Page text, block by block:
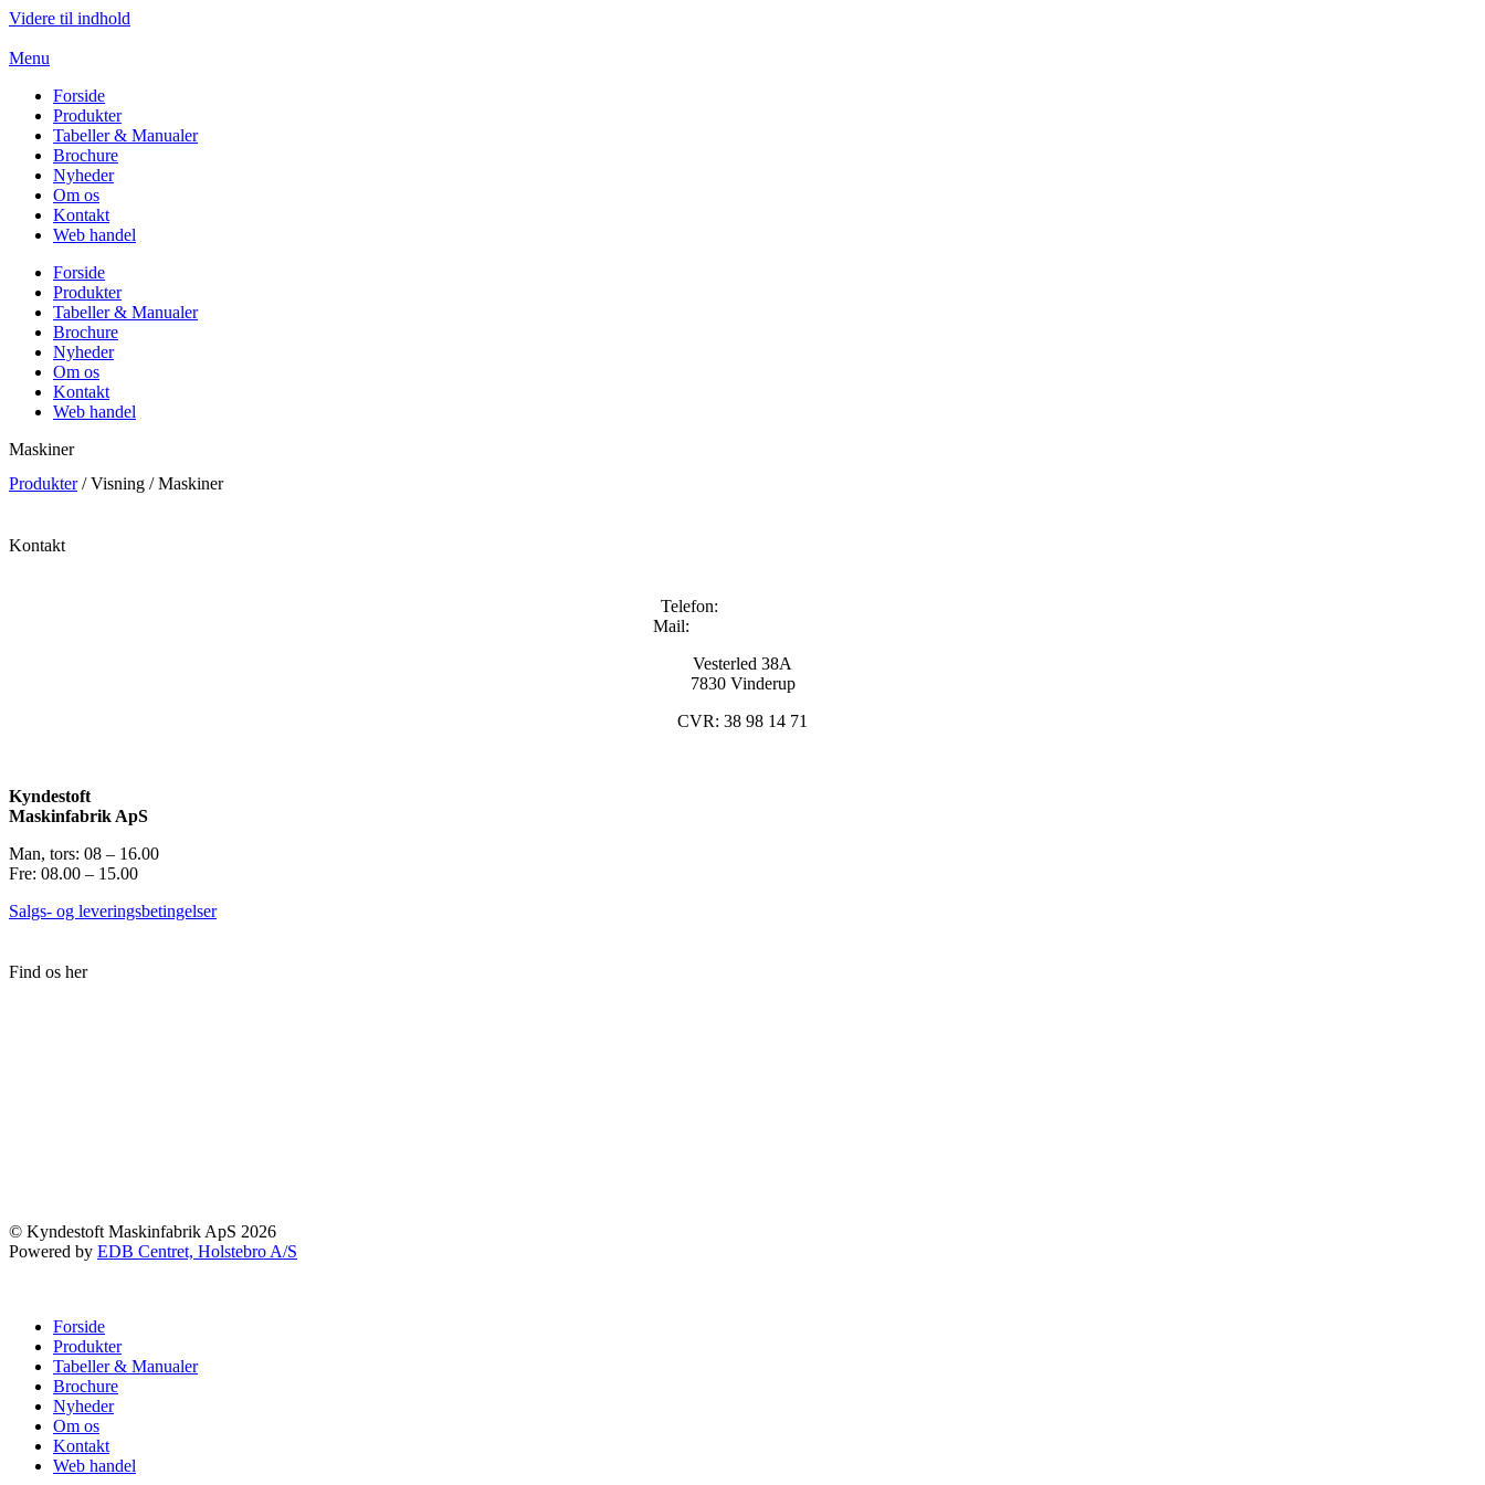
Videre til indhold
Menu
Forside
Produkter
Tabeller & Manualer
Brochure
Nyheder
Om os
Kontakt
Web handel
Forside
Produkter
Tabeller & Manualer
Brochure
Nyheder
Om os
Kontakt
Web handel
Maskiner
Produkter/ Visning / Maskiner
Kontakt
Telefon:
Mail:
Vesterled 38A
7830 Vinderup
CVR: 38 98 14 71
Kyndestoft
Maskinfabrik ApS
Man, tors: 08 – 16.00
Fre: 08.00 – 15.00
Salgs- og leveringsbetingelser
Find os her
© Kyndestoft Maskinfabrik ApS 2026
Powered by EDB Centret, Holstebro A/S
Forside
Produkter
Tabeller & Manualer
Brochure
Nyheder
Om os
Kontakt
Web handel